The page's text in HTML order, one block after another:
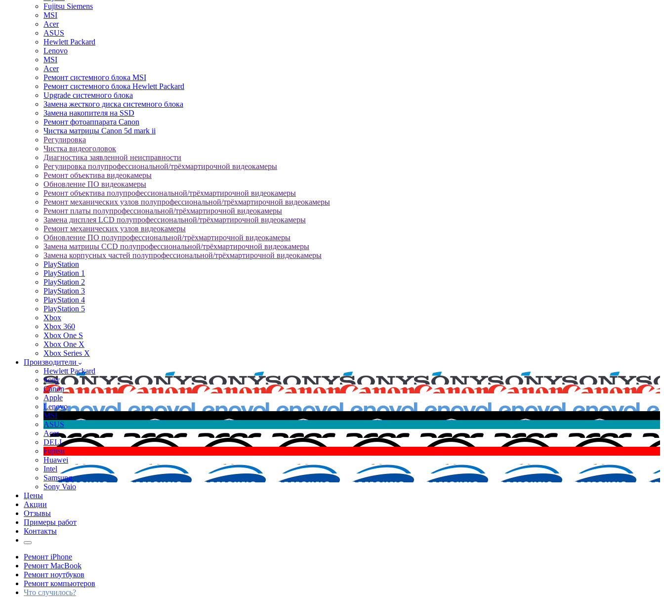
Fujitsu Siemens
MSI
Acer
ASUS
Hewlett Packard
Lenovo
MSI
Acer
Ремонт системного блока MSI
Ремонт системного блока Hewlett Packard
Upgrade системного блока
Замена жесткого диска системного блока
Замена накопителя на SSD
Ремонт фотоаппарата Canon
Чистка матрицы Canon 5d mark ii
Регулировка
Чистка видеоголовок
Диагностика заявленной неисправности
Регулировка полупрофессиональной/трёхмартирочной видеокамеры
Ремонт объектива видеокамеры
Обновление ПО видеокамеры
Ремонт объектива полупрофессиональной/трёхмартирочной видеокамеры
Ремонт механических узлов полупрофессиональной/трёхмартирочной видеокамеры
Ремонт платы полупрофессиональной/трёхмартирочной видеокамеры
Замена дисплея LCD полупрофессиональной/трёхмартирочной видеокамеры
Ремонт механических узлов видеокамеры
Обновление ПО полупрофессиональной/трёхмартирочной видеокамеры
Замена матрицы CCD полупрофессиональной/трёхмартирочной видеокамеры
Замена корпусных частей полупрофессиональной/трёхмартирочной видеокамеры
PlayStation
PlayStation 1
PlayStation 2
PlayStation 3
PlayStation 4
PlayStation 5
Xbox
Xbox 360
Xbox One S
Xbox One X
Xbox Series X
Производители
Hewlett Packard
Sony
Canon
Apple
Lenovo
MSI
ASUS
Acer
DELL
Fujitsu
Huawei
Intel
Samsung
Sony Vaio
Цены
Акции
Отзывы
Примеры работ
Контакты
Ремонт iPhone
Ремонт MacBook
Ремонт ноутбуков
Ремонт компьютеров
Что случилось?